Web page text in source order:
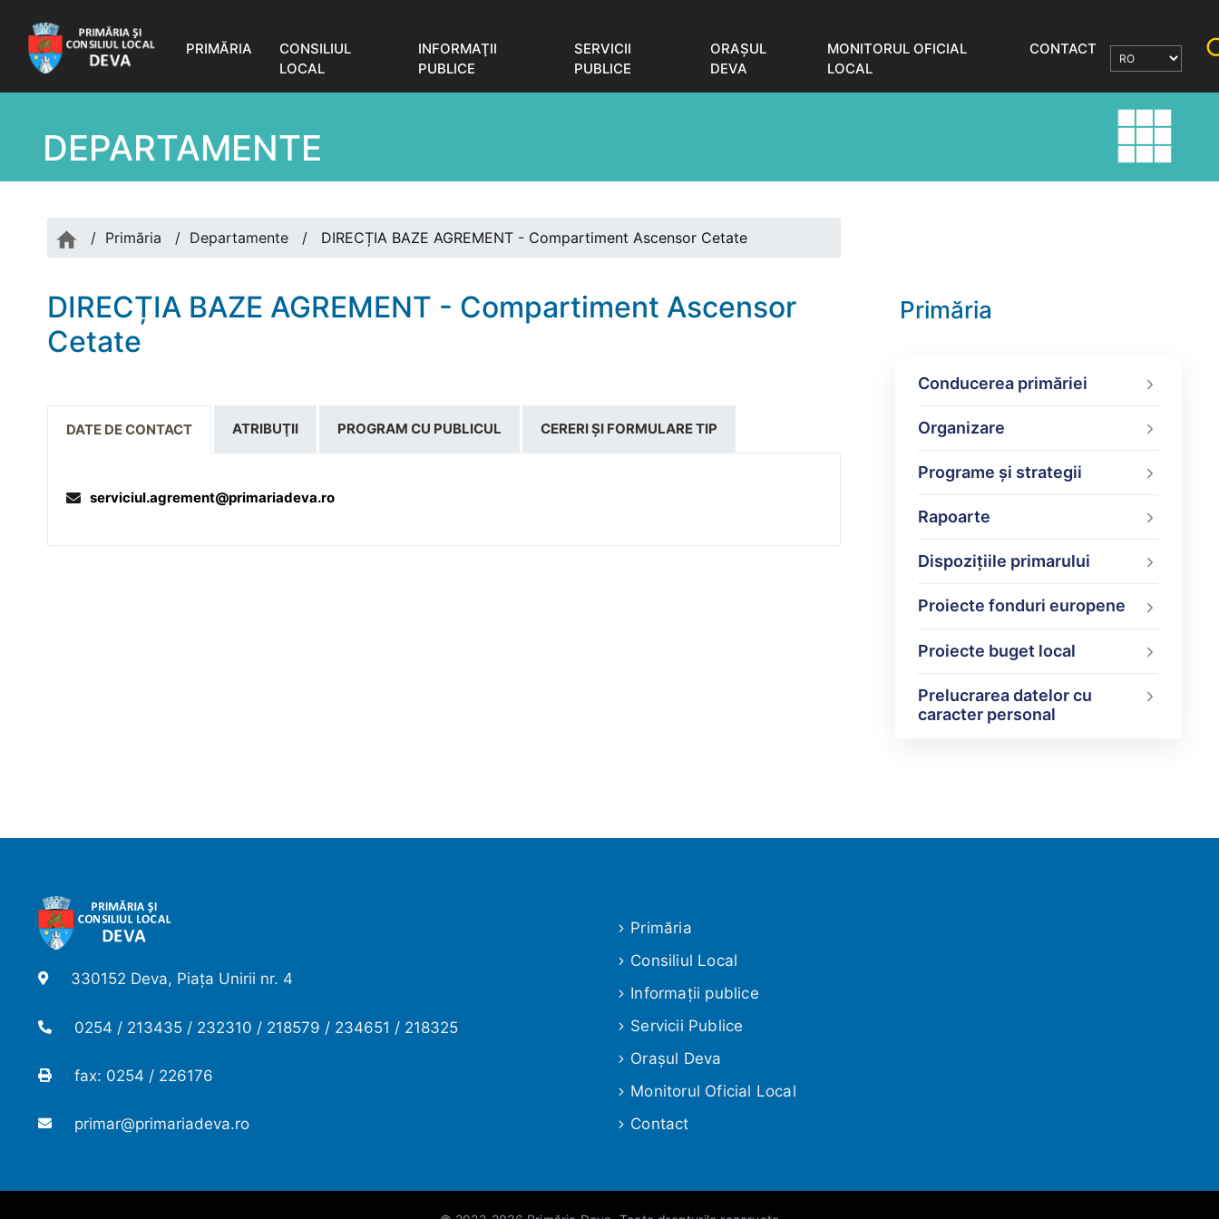
PRIMĂRIA
CONSILIUL
LOCAL
INFORMAŢII
PUBLICE
SERVICII
PUBLICE
ORAŞUL
DEVA
MONITORUL OFICIAL
LOCAL
CONTACT
DEPARTAMENTE
/ Primăria / Departamente / DIRECȚIA BAZE AGREMENT - Compartiment Ascensor Cetate
DIRECȚIA BAZE AGREMENT - Compartiment Ascensor
Cetate
DATE DE CONTACT
serviciul.agrement@primariadeva.ro
ATRIBUŢII PROGRAM CU PUBLICUL CERERI ȘI FORMULARE TIP
Primăria
Conducerea primăriei
Organizare
Programe şi strategii
Rapoarte
Dispoziţiile primarului
Proiecte fonduri europene
Proiecte buget local
Prelucrarea datelor cu
caracter personal
330152 Deva, Piața Unirii nr. 4
0254 / 213435 / 232310 / 218579 / 234651 / 218325
fax: 0254 / 226176
primar@primariadeva.ro
Primăria
Consiliul Local
Informaţii publice
Servicii Publice
Oraşul Deva
Monitorul Oficial Local
Contact